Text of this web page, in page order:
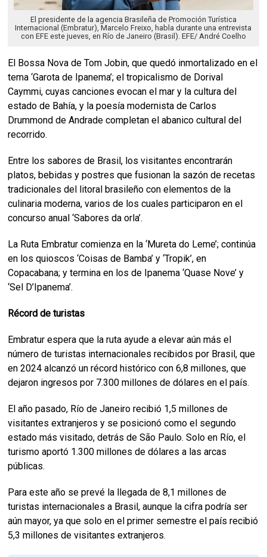
El presidente de la agencia Brasileña de Promoción Turística
Internacional (Embratur), Marcelo Freixo, habla durante una entrevista
con EFE este jueves, en Río de Janeiro (Brasil). EFE/ André Coelho
El Bossa Nova de Tom Jobin, que quedó inmortalizado en el
tema ‘Garota de Ipanema’; el tropicalismo de Dorival
Caymmi, cuyas canciones evocan el mar y la cultura del
estado de Bahía, y la poesía modernista de Carlos
Drummond de Andrade completan el abanico cultural del
recorrido.
Entre los sabores de Brasil, los visitantes encontrarán
platos, bebidas y postres que fusionan la sazón de recetas
tradicionales del litoral brasileño con elementos de la
culinaria moderna, varios de los cuales participaron en el
concurso anual ‘Sabores da orla’.
La Ruta Embratur comienza en la ‘Mureta do Leme’; continúa
en los quioscos ‘Coisas de Bamba’ y ‘Tropik’, en
Copacabana; y termina en los de Ipanema ‘Quase Nove’ y
‘Sel D’Ipanema’.
Récord de turistas
Embratur espera que la ruta ayude a elevar aún más el
número de turistas internacionales recibidos por Brasil, que
en 2024 alcanzó un récord histórico con 6,8 millones, que
dejaron ingresos por 7.300 millones de dólares en el país.
El año pasado, Río de Janeiro recibió 1,5 millones de
visitantes extranjeros y se posicionó como el segundo
estado más visitado, detrás de São Paulo. Solo en Río, el
turismo aportó 1.300 millones de dólares a las arcas
públicas.
Para este año se prevé la llegada de 8,1 millones de
turistas internacionales a Brasil, aunque la cifra podría ser
aún mayor, ya que solo en el primer semestre el país recibió
5,3 millones de visitantes extranjeros.